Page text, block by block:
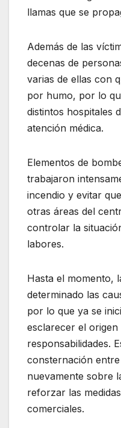
llamas que se
Además de las
decenas de
varias de ellas con
por humo, por lo
distintos hospitales
atención médica.
Elementos de
trabajaron
incendio y evitar
otras áreas del
controlar la
labores.
Hasta el momento,
determinado las
por lo que ya se
esclarecer el
responsabilidades.
consternación
nuevamente sobre
reforzar las
comerciales.